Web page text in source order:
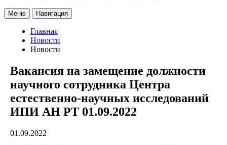
Меню Навигация
Главная
Новости
Новости
Вакансия на замещение должности
научного сотрудника Центра
естественно-научных исследований
ИПИ АН РТ 01.09.2022
01.09.2022